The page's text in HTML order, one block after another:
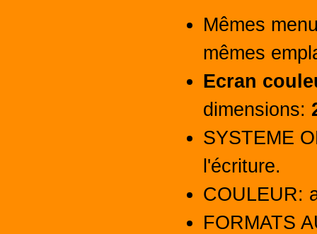
Mêmes
mêmes
Ecran
dimensions:
SYSTEME
l'écriture.
COULEUR:
FORMATS